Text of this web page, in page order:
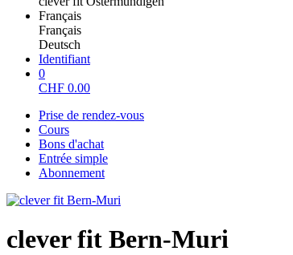
Français
Français
Deutsch
Identifiant
0
CHF 0.00
Prise de rendez-vous
Cours
Bons d'achat
Entrée simple
Abonnement
clever fit Bern-Muri